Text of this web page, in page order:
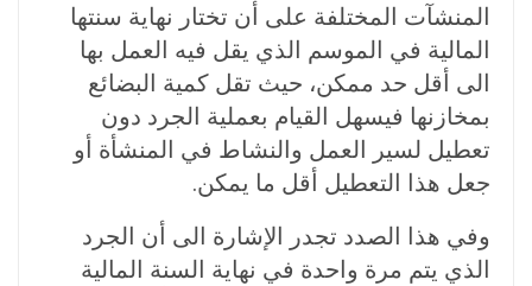
المنشآت المختلفة على أن تختار نهاية سنتها
المالية في الموسم الذي يقل فيه العمل بها
الى أقل حد ممكن، حيث تقل كمية البضائع
بمخازنها فيسهل القيام بعملية الجرد دون
تعطيل لسير العمل والنشاط في المنشأة أو
جعل هذا التعطيل أقل ما يمكن.
وفي هذا الصدد تجدر الإشارة الى أن الجرد
الذي يتم مرة واحدة في نهاية السنة المالية